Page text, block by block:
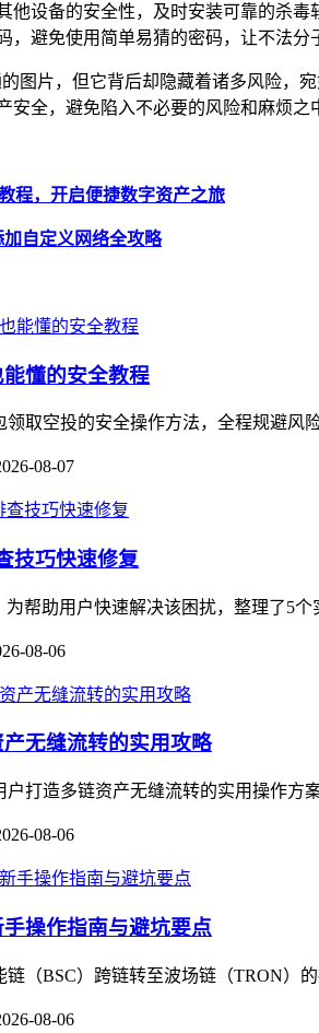
他设备的安全性，及时安装可靠的杀
避免使用简单易猜的密码，让不法分
图片，但它背后却隐藏着诸多风险，
全，避免陷入不必要的风险和麻烦之
程，开启便捷数字资产之旅
自定义网络全攻略
懂的安全教程
取空投的安全操作方法，全程规避
08-07
技巧快速修复
帮助用户快速解决该困扰，整理了5
08-06
无缝流转的实用攻略
打造多链资产无缝流转的实用操作
08-06
操作指南与避坑要点
（BSC）跨链转至波场链（TRON）
08-06